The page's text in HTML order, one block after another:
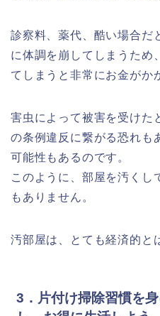
診察料、薬代、酷い場合だ
に体調を崩してしまうため
てしまうと非常にお金がか
害虫によって被害を受けた
の条例違反に繋がる恐れも
可能性もあるのです。
このように、部屋を汚くし
もありません。
汚部屋は、とても経済的と
3．片付け掃除習慣を